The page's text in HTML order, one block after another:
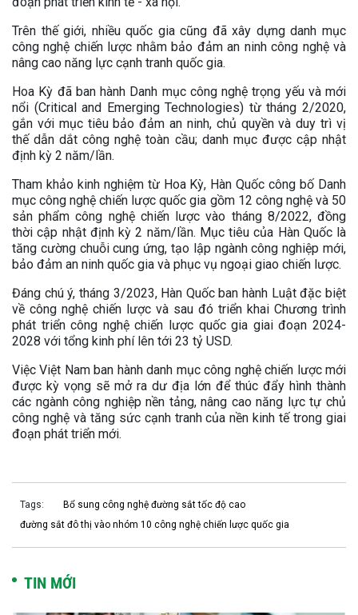
Trên thế giới, nhiều quốc gia cũng đã xây dựng danh mục
công nghệ chiến lược nhằm bảo đảm an ninh công nghệ và
nâng cao năng lực cạnh tranh quốc gia.
Hoa Kỳ đã ban hành Danh mục công nghệ trọng yếu và mới
nổi (Critical and Emerging Technologies) từ tháng 2/2020,
gắn với mục tiêu bảo đảm an ninh, chủ quyền và duy trì vị
thế dẫn dắt công nghệ toàn cầu; danh mục được cập nhật
định kỳ 2 năm/lần.
Tham khảo kinh nghiệm từ Hoa Kỳ, Hàn Quốc công bố Danh
mục công nghệ chiến lược quốc gia gồm 12 công nghệ và 50
sản phẩm công nghệ chiến lược vào tháng 8/2022, đồng
thời cập nhật định kỳ 2 năm/lần. Mục tiêu của Hàn Quốc là
tăng cường chuỗi cung ứng, tạo lập ngành công nghiệp mới,
bảo đảm an ninh quốc gia và phục vụ ngoại giao chiến lược.
Đáng chú ý, tháng 3/2023, Hàn Quốc ban hành Luật đặc biệt
về công nghệ chiến lược và sau đó triển khai Chương trình
phát triển công nghệ chiến lược quốc gia giai đoạn 2024-
2028 với tổng kinh phí lên tới 23 tỷ USD.
Việc Việt Nam ban hành danh mục công nghệ chiến lược mới
được kỳ vọng sẽ mở ra dư địa lớn để thúc đẩy hình thành
các ngành công nghiệp nền tảng, nâng cao năng lực tự chủ
công nghệ và tăng sức cạnh tranh của nền kinh tế trong giai
đoạn phát triển mới.
Tags:
Bổ sung công nghệ đường sắt tốc độ cao
đường sắt đô thị vào nhóm 10 công nghệ chiến lược quốc gia
TIN MỚI